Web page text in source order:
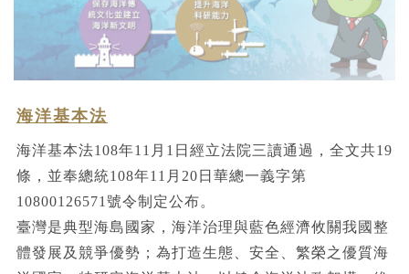
海洋基本法
海洋基本法108年11月1日經立法院三讀通過，全文共19
條，並奉總統108年11月20日華總一義字第
10800126571號令制定公布。
臺灣是典型海島國家，海洋治理與藍色經濟攸關我國整
體發展及競爭優勢；為打造生態、安全、繁榮之優質海